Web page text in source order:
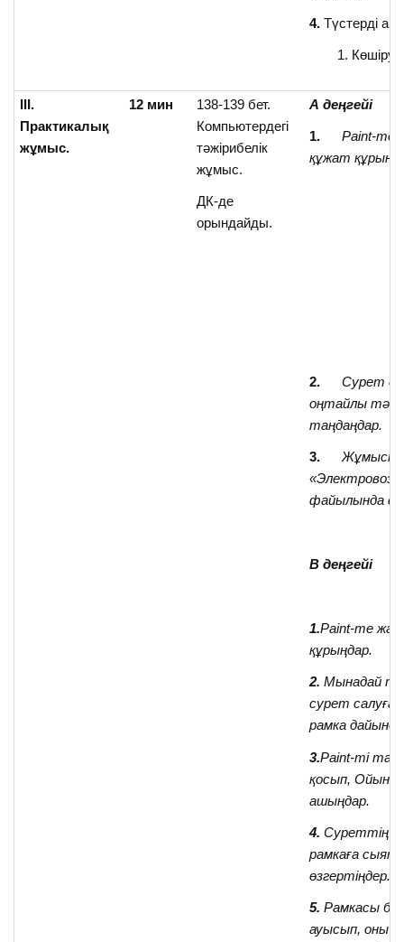
4. Түстерді
Көшіру.
IІІ.
Практикалық
жұмыс.
12 мин
138-139 бет.
Компьютердегі
тәжірибелік
жұмыс.
ДК-де
орындайды.
А деңгейі
1.Paint-те
құжат
2.Сурет
оңтайлы
таңдаңдар.
3.
«Электровоз»
файылында
В деңгейі
1.Paint-те
құрыңдар.
2. Мынадай
сурет салуға
рамка
3.Paint-ті
қосып,
ашыңдар.
4. Суреттің
рамкаға
өзгертіңдер.
5. Рамкасы
ауысып, оны